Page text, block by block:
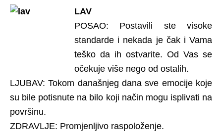
LAV
POSAO: Postavili ste visoke
standarde i nekada je čak i Vama
teško da ih ostvarite. Od Vas se
očekuje više nego od ostalih.
LJUBAV: Tokom današnjeg dana sve emocije koje
su bile potisnute na bilo koji način mogu isplivati na
površinu.
ZDRAVLJE: Promjenljivo raspoloženje.